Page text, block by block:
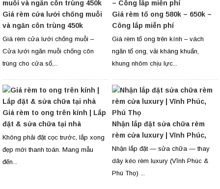
Giá rèm cửa lưới chống muỗi
và ngăn côn trùng 450k
Giá rèm cửa lưới chống muỗi –
Cửa lưới ngăn muỗi chống côn
trùng cho cửa sổ,...
Giá rèm tổ ong 580k – 650k –
Công lắp miễn phí
Giá rèm tổ ong trên kính – vách
ngăn tổ ong, vải kháng khuẩn,
khung nhôm chịu lực...
Giá rèm to ong trên kính | Lắp
đặt & sửa chữa tại nhà
Không phải đặt cọc trước, lắp xong
đẹp mới thanh toán. Mang mẫu
đến...
Nhận lắp đặt sửa chữa rèm
rèm cửa luxury | Vĩnh Phúc,
Phú Thọ
Nhận lắp đặt — sửa chữa — thay
dây kéo rèm luxury (Vĩnh Phúc &
Phú Thọ) ...